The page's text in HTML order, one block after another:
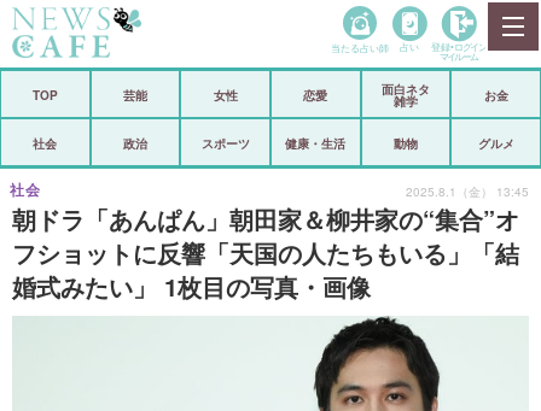
政治
芸能 スポーツ
恋愛 ビックリ
アリ／ナシ
ショップ
当たる占い師 占い 登録• ログイン
マイルーム
TOP 芸能 女性 恋愛
面白ネタ
雑学
お金
社会 政治 スポーツ 健康・生活 動物 グルメ
朝ドラ「あんぱん」朝田家＆柳井家の“集合”オ
フショットに反響「天国の人たちもいる」「結
婚式みたい」 1枚目の写真・画像
社会 2025.8.1（金） 13:45